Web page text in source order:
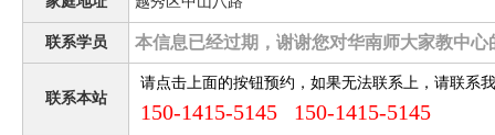
联系学员 本信息已经过期，谢谢您对华南师大家教中心
联系本站
请点击上面的按钮预约，如果无法联系上，请联系
150-1415-5145 150-1415-5145